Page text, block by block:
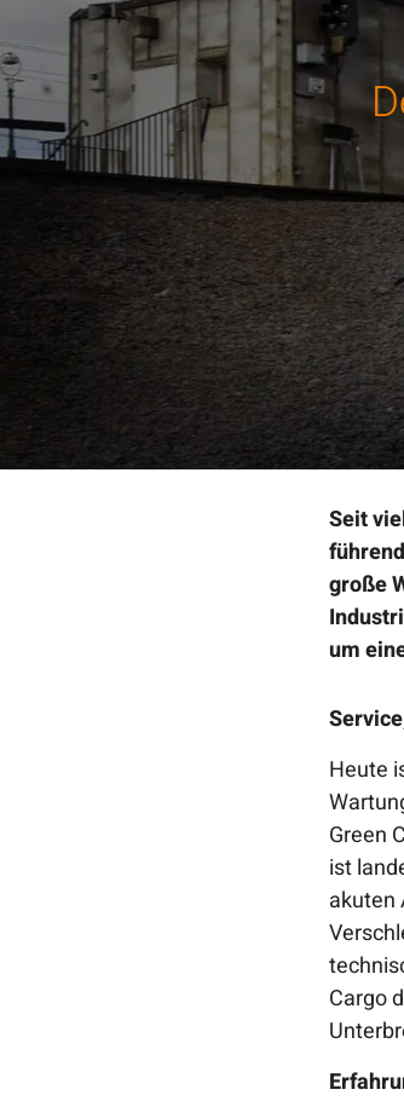
Seit
große
um
Heute
Green
ist
akuten
Cargo